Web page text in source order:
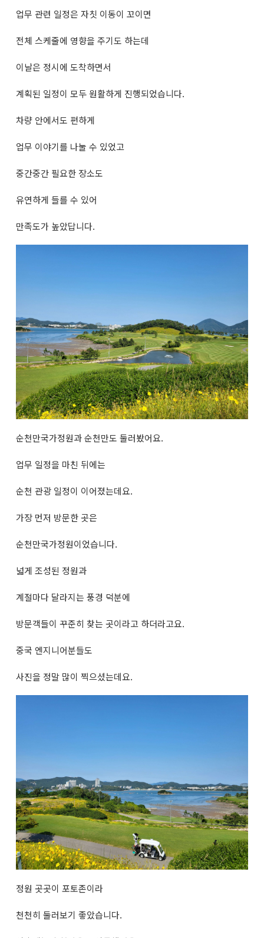
업무 관련 일정은 자칫 이동이 꼬이면
전체 스케줄에 영향을 주기도 하는데
이날은 정시에 도착하면서
계획된 일정이 모두 원활하게 진행되었습니다.
차량 안에서도 편하게
업무 이야기를 나눌 수 있었고
중간중간 필요한 장소도
유연하게 들를 수 있어
만족도가 높았답니다.
순천만국가정원과 순천만도 둘러봤어요.
업무 일정을 마친 뒤에는
순천 관광 일정이 이어졌는데요.
가장 먼저 방문한 곳은
순천만국가정원이었습니다.
넓게 조성된 정원과
계절마다 달라지는 풍경 덕분에
방문객들이 꾸준히 찾는 곳이라고 하더라고요.
중국 엔지니어분들도
사진을 정말 많이 찍으셨는데요.
정원 곳곳이 포토존이라
천천히 둘러보기 좋았습니다.